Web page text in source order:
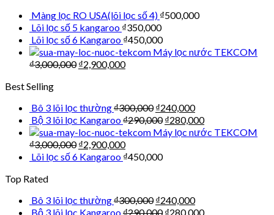
Màng lọc RO USA(lõi lọc số 4) ₫500,000
Lõi lọc số 5 kangaroo ₫350,000
Lõi lọc số 6 Kangaroo ₫450,000
Máy lọc nước TEKCOM
₫3,000,000 ₫2,900,000
Best Selling
Bô 3 lõi lọc thường₫300,000 ₫240,000
Bộ 3 lõi lọc Kangaroo₫290,000 ₫280,000
Máy lọc nước TEKCOM
₫3,000,000 ₫2,900,000
Lõi lọc số 6 Kangaroo ₫450,000
Top Rated
Bô 3 lõi lọc thường₫300,000 ₫240,000
Bộ 3 lõi lọc Kangaroo₫290,000 ₫280,000